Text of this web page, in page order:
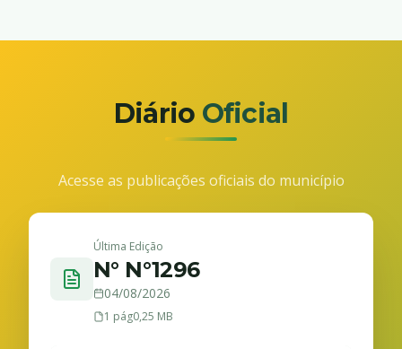
Diário Oficial
Acesse as publicações oficiais do município
Última Edição
N° N°1296
04/08/2026
1 pág0,25 MB